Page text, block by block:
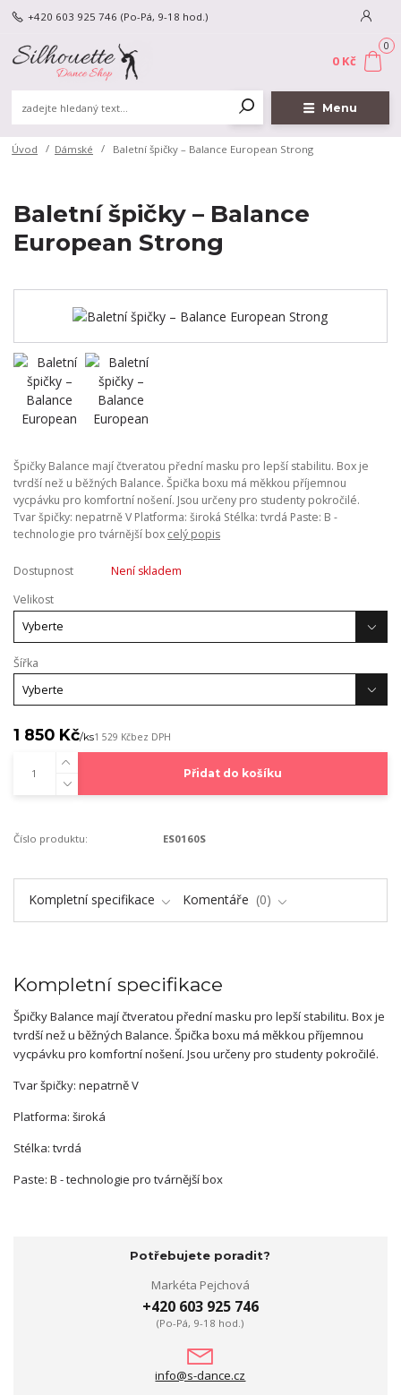
Menu
+420 603 925 746 (Po-Pá, 9-18 hod.)
0
0 Kč
Úvod Dámské Baletní špičky – Balance European Strong
Baletní špičky – Balance
European Strong
Špičky Balance mají čtveratou přední masku pro lepší stabilitu. Box je
tvrdší než u běžných Balance. Špička boxu má měkkou příjemnou
vycpávku pro komfortní nošení. Jsou určeny pro studenty pokročilé.
Tvar špičky: nepatrně V Platforma: široká Stélka: tvrdá Paste: B -
technologie pro tvárnější box celý popis
Dostupnost
Není skladem
Velikost
Šířka
1 850 Kč/ks1 529 Kčbez DPH
Přidat do košíku
Číslo produktu: ES0160S
Kompletní specifikace Komentáře 0
Kompletní specifikace
Špičky Balance mají čtveratou přední masku pro lepší stabilitu. Box je
tvrdší než u běžných Balance. Špička boxu má měkkou příjemnou
vycpávku pro komfortní nošení. Jsou určeny pro studenty pokročilé.
Tvar špičky: nepatrně V
Platforma: široká
Stélka: tvrdá
Paste: B - technologie pro tvárnější box
Potřebujete poradit?
Markéta Pejchová
+420 603 925 746
(Po-Pá, 9-18 hod.)
info@s-dance.cz